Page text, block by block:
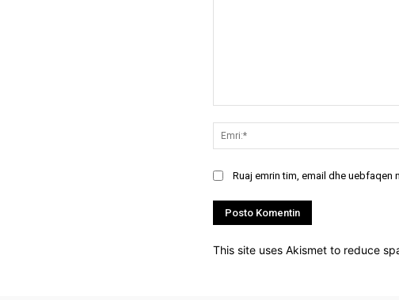
Ruaj emrin tim, email dhe
This site uses Akismet to reduce